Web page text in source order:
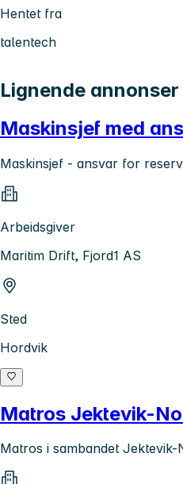
Hentet fra
talentech
Lignende annonser
Maskinsjef med
Maskinsjef - ansvar for
Arbeidsgiver
Maritim Drift, Fjord1 AS
Sted
Hordvik
Matros Jektevik-
Matros i sambandet